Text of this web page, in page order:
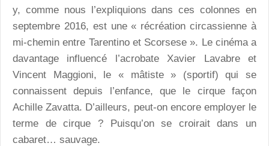
y, comme nous l’expliquions dans ces colonnes en
septembre 2016, est une « récréation circassienne à
mi-chemin entre Tarentino et Scorsese ». Le cinéma a
davantage influencé l’acrobate Xavier Lavabre et
Vincent Maggioni, le « mâtiste » (sportif) qui se
connaissent depuis l’enfance, que le cirque façon
Achille Zavatta. D’ailleurs, peut-on encore employer le
terme de cirque ? Puisqu’on se croirait dans un
cabaret… sauvage.